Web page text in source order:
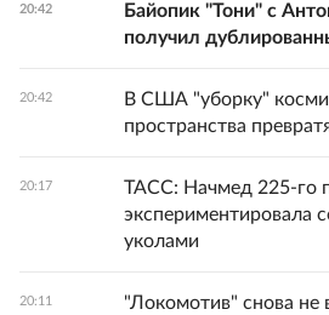
20:42
Байопик "Тони" с
получил
20:42
В США "уборку"
пространства
20:17
ТАСС: Начмед 225-го
экспериментировала
уколами
20:11
"Локомотив" снова не